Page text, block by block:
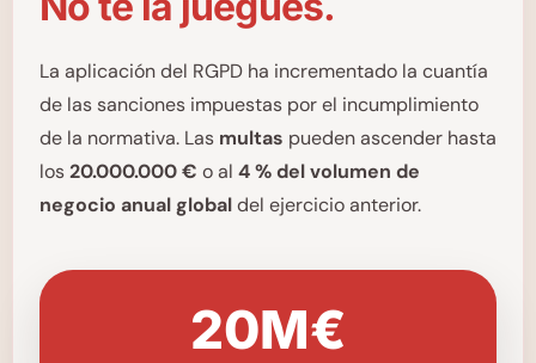
La aplicación del RGPD ha incrementado la cuantía
de las sanciones impuestas por el incumplimiento
de la normativa. Las multas pueden ascender hasta
los20.000.000 € o al 4 % del volumen de
negocio anual globaldel ejercicio anterior.
20M€